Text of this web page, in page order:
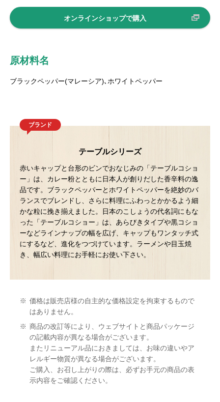
オンラインショップで購入
原材料名
ブラックペッパー(マレーシア)､ホワイトペッパー
ブランド
テーブルシリーズ
赤いキャップと台形のビンでおなじみの「テーブルコショ
ー」は、カレー粉とともに日本人が創りだした香辛料の逸
品です。ブラックペッパーとホワイトペッパーを絶妙のバ
ランスでブレンドし、さらに料理にふわっとかかるよう細
かな粒に挽き揃えました。日本のこしょうの代名詞にもな
った「テーブルコショー」は、あらびきタイプや黒コショ
ーなどラインナップの幅を広げ、キャップもワンタッチ式
にするなど、進化をつづけています。ラーメンや目玉焼
き、幅広い料理にお手軽にお使い下さい。
※ 価格は販売店様の自主的な価格設定を拘束するもので
はありません。
※ 商品の改訂等により、ウェブサイトと商品パッケージ
の記載内容が異なる場合がございます。
またリニューアル品におきましては、お味の違いやア
レルギー物質が異なる場合がございます。
ご購入、お召し上がりの際は、必ずお手元の商品の表
示内容をご確認ください。